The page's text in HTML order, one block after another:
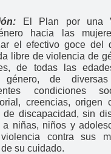
El Plan por una
hacia las
el efectivo goce del
libre de violencia de
de todas las
de diversas
condiciones
creencias, origen
discapacidad, sin
a niñas, niños y
contra sus
su cuidado.